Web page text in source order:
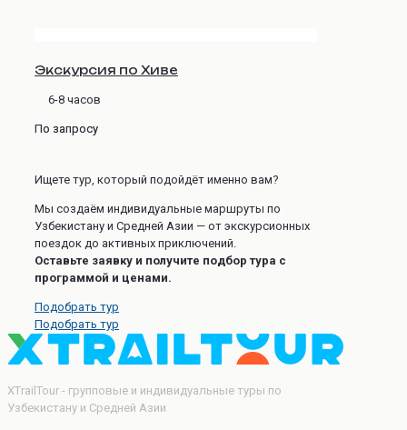
Экскурсия по Хиве
6-8 часов
По запросу
Ищете тур, который подойдёт именно вам?
Мы создаём индивидуальные маршруты по
Узбекистану и Средней Азии — от экскурсионных
поездок до активных приключений.
Оставьте заявку и получите подбор тура с
программой и ценами.
Подобрать тур
Подобрать тур
XTrailTour - групповые и индивидуальные туры по
Узбекистану и Средней Азии